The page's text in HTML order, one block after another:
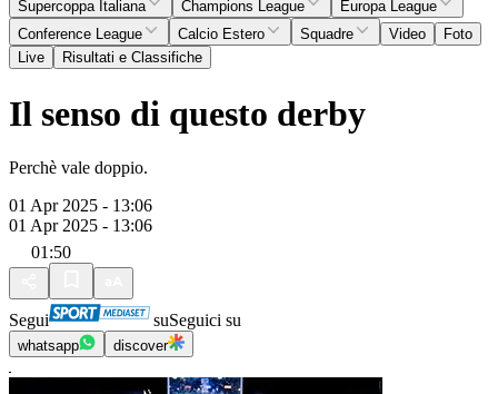
Supercoppa Italiana
Champions League
Europa League
Conference League
Calcio Estero Squadre Video
Foto
Live
Risultati e Classifiche
Il senso di questo derby
Perchè vale doppio.
01 Apr 2025 - 13:06
01 Apr 2025 - 13:06
01:50
Segui suSeguici su
whatsapp discover